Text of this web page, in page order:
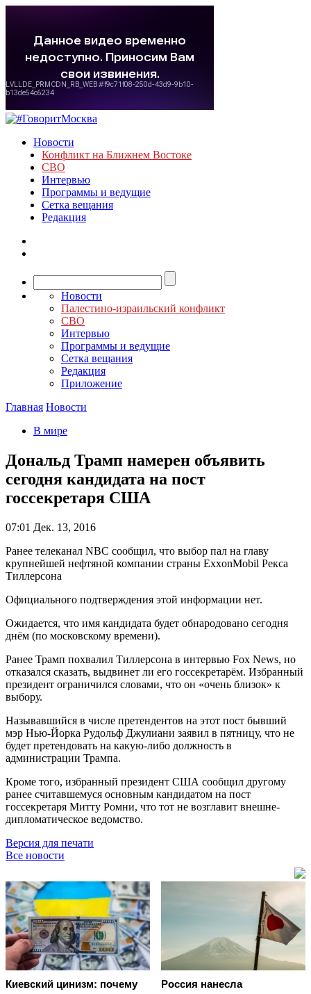
Новости
Конфликт на Ближнем Востоке
СВО
Интервью
Программы и ведущие
Сетка вещания
Редакция
Новости
Палестино-израильский конфликт
СВО
Интервью
Программы и ведущие
Сетка вещания
Редакция
Приложение
Главная Новости
В мире
Дональд Трамп намерен объявить
сегодня кандидата на пост
госсекретаря США
07:01 Дек. 13, 2016
Ранее телеканал NBC сообщил, что выбор пал на главу
крупнейшей нефтяной компании страны ExxonMobil Рекса
Тиллерсона
Официального подтверждения этой информации нет.
Ожидается, что имя кандидата будет обнародовано сегодня
днём (по московскому времени).
Ранее Трамп похвалил Тиллерсона в интервью Fox News, но
отказался сказать, выдвинет ли его госсекретарём. Избранный
президент ограничился словами, что он «очень близок» к
выбору.
Называвшийся в числе претендентов на этот пост бывший
мэр Нью-Йорка Рудольф Джулиани заявил в пятницу, что не
будет претендовать на какую-либо должность в
администрации Трампа.
Кроме того, избранный президент США сообщил другому
ранее считавшемуся основным кандидатом на пост
госсекретаря Митту Ромни, что тот не возглавит внешне-
дипломатическое ведомство.
Версия для печати
Все новости
Киевский цинизм: почему
Россия нанесла